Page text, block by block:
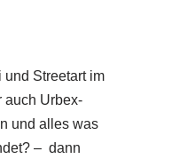
und Streetart im
auch Urbex-
und alles was
– dann